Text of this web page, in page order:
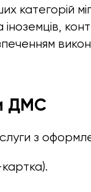
категорій
ДМС
з